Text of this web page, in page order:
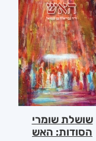
שושלת שומרי
הסודות: האש